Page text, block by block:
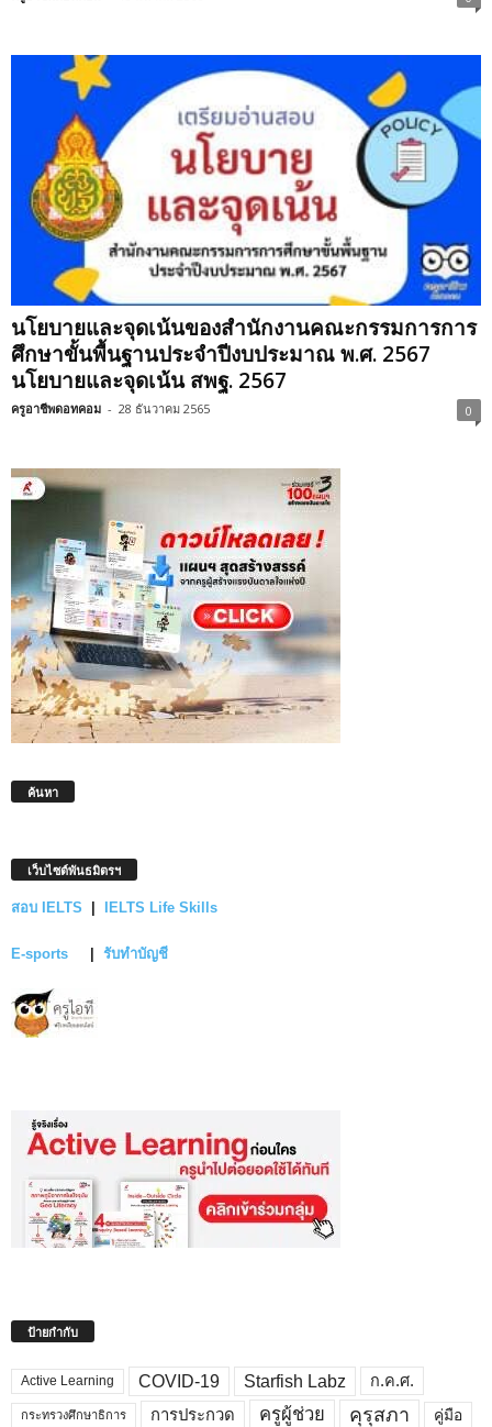
นโยบายและจุดเน้นของสำนักงานคณะกรรมการการ
ศึกษาขั้นพื้นฐานประจำปีงบประมาณ พ.ศ. 2567
นโยบายและจุดเน้น สพฐ. 2567
ครูอาชีพดอทคอม - 28 ธันวาคม 2565 0
ค้นหา
เว็บไซต์พันธมิตรฯ
สอบ IELTS | IELTS Life Skills
E-sports | รับทำบัญชี
ป้ายกำกับ
Active Learning COVID-19 Starfish Labz ก.ค.ศ.
กระทรวงศึกษาธิการ การประกวด ครูผู้ช่วย คุรุสภา คู่มือ